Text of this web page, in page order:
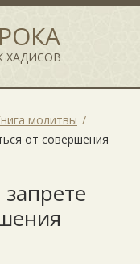
ХАДИСОВ
молитвы
от совершения